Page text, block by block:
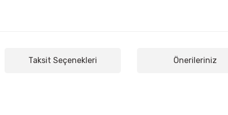
Taksit Seçenekleri Önerileriniz